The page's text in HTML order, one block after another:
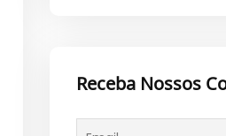
Receba Nossos